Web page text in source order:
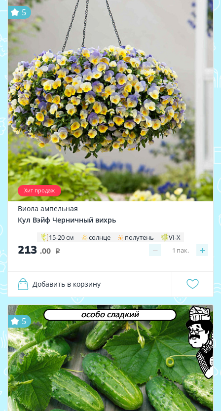
Хит продаж
5
Виола ампельная
Кул Вэйф Черничный вихрь
15-20 см солнце полутень VI-X
213 .00 i − +
1 пак.
Добавить в корзину
особо сладкий
5